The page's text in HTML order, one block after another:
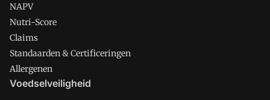
NAPV
Nutri-Score
Claims
Standaarden & Certificeringen
Allergenen
Voedselveiligheid